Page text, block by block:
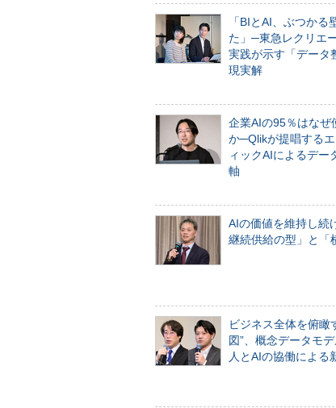
「BIとAI、ぶつかる
た」─東急レクリエ
実践が示す「データ
現実解
企業AIの95％はなぜ
か─Qlikが提唱する
ィックAIによるデー
軸
AIの価値を維持し続
継続供給の型」と「
ビジネス全体を俯瞰
図”、概念データモ
人とAIの協働による